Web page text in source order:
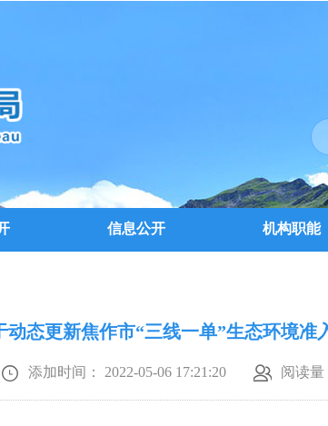
信息公开 机构职能
态更新焦作市“三线一单”生态环境准
添加时间： 2022-05-06 17:21:20 阅读量